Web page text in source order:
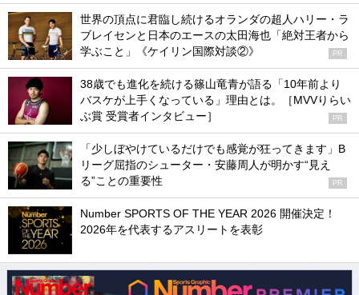
世界の頂点に君臨し続けるオランダの超人ハリー・ラ
ブレイセンと日本のエースの太田海也「絶対王者から
学ぶこと」《ケイリン国際対談②》
PR
38歳でも進化を続ける篠山竜青が語る「10年前より
バスケが上手くなっている」理由とは。［MVVりらい
ぶ賞 受賞者インタビュー］
PR
「少しぼやけているだけでも感覚が狂ってきます」B
リーグ屈指のシューター・安藤周人が明かす“見え
る”ことの重要性
PR
Number SPORTS OF THE YEAR 2026 開催決定！
2026年を代表するアスリートを表彰